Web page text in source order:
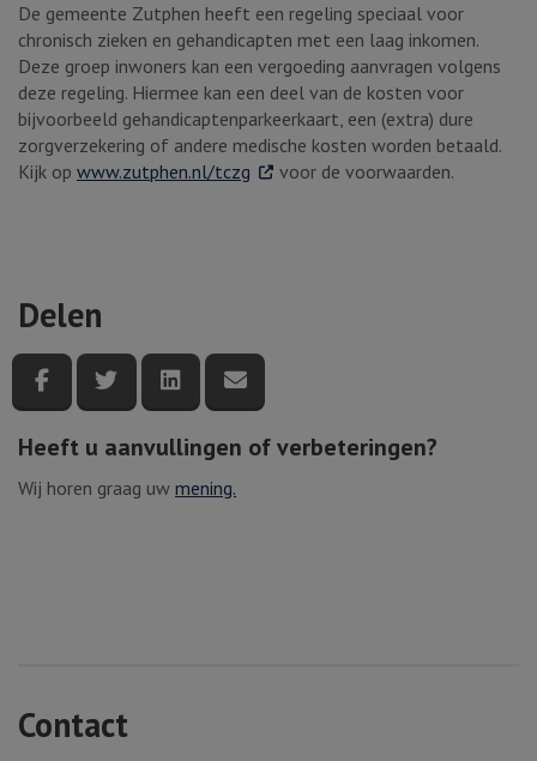
De gemeente Zutphen heeft een regeling speciaal voor
chronisch zieken en gehandicapten met een laag inkomen.
Deze groep inwoners kan een vergoeding aanvragen volgens
deze regeling. Hiermee kan een deel van de kosten voor
bijvoorbeeld gehandicaptenparkeerkaart, een (extra) dure
zorgverzekering of andere medische kosten worden betaald.
Kijk op www.zutphen.nl/tczg . Externe link
voor de voorwaarden.
Delen
Deel deze pagina via Facebook
Deel deze pagina via Twitter
Deel deze pagina via LinkedIn
Heeft u aanvullingen of verbeteringen?
Wij horen graag uw mening.
Contact